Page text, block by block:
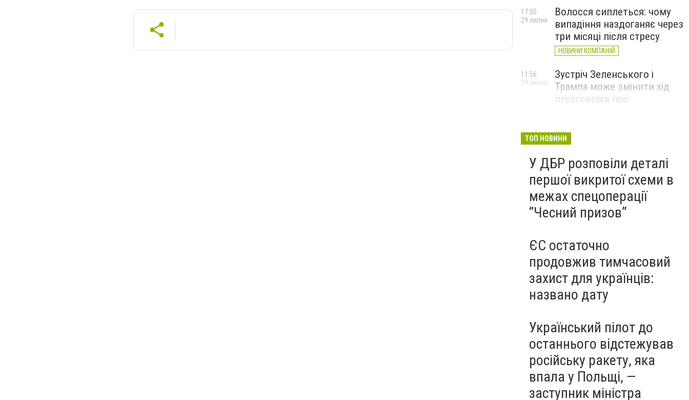
Волосся сиплеться: чому
випадіння наздоганяє через
три місяці після стресу
НОВИНИ КОМПАНІЙ
17:00
29 липня
Зустріч Зеленського і
Трампа може змінити хід
переговорів про
11:56
29 липня
ТОП НОВИНИ
У ДБР розповіли деталі
першої викритої схеми в
межах спецоперації
“Чесний призов”
ЄС остаточно
продовжив тимчасовий
захист для українців:
названо дату
Український пілот до
останнього відстежував
російську ракету, яка
впала у Польщі, —
заступник міністра